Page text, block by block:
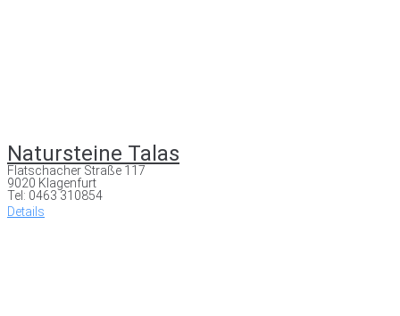
Natursteine Talas
Flatschacher Straße 117
9020 Klagenfurt
Tel: 0463 310854
Details